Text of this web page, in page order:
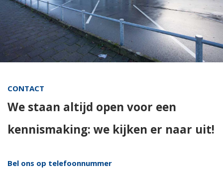
CONTACT
We staan altijd open voor een
kennismaking: we kijken er naar uit!
Bel ons op telefoonnummer